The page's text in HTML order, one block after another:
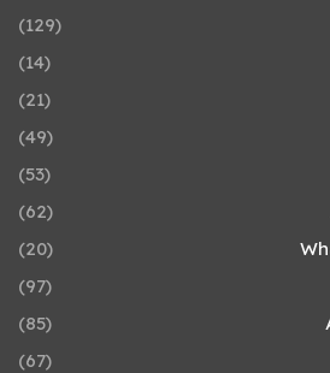
(129)
(14)
(21)
(49)
(53)
(62)
(20)
(97)
(85)
(67)